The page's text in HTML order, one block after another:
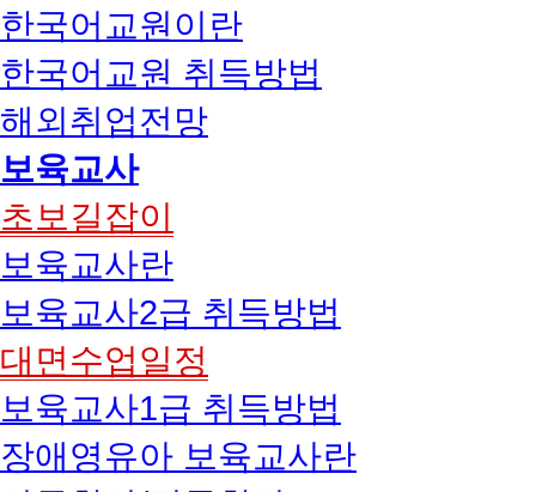
한국어교원이란
한국어교원 취득방법
해외취업전망
보육교사
초보길잡이
보육교사란
보육교사2급 취득방법
대면수업일정
보육교사1급 취득방법
장애영유아 보육교사란